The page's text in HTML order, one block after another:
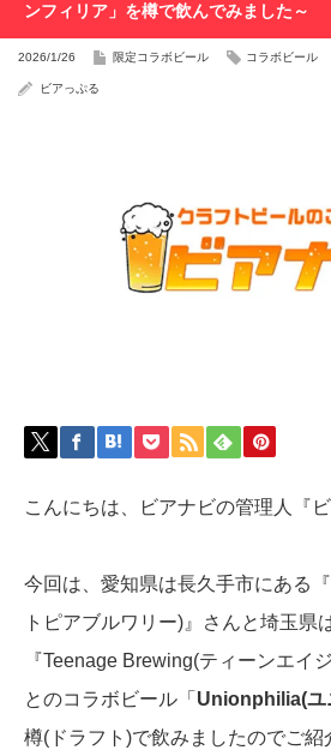
ンフィリア」を樽で飲んでみました～
2026/1/26 限定コラボビール コラボビール
ビアっぷる
こんにちは、ビアナビの管理人『
今回は、愛知県は長久手市にある
トピアブルワリー)』さんと埼玉県
『Teenage Brewing(ティーンエイ
とのコラボビール「 Unionphilia(ユ
樽(ドラフト)で飲みましたのでご紹